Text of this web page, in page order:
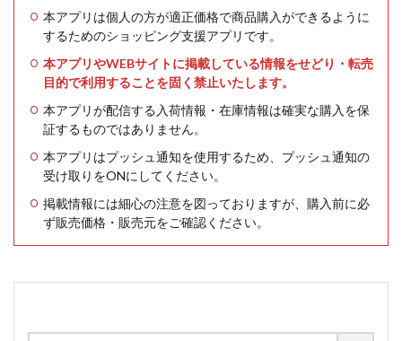
本アプリは個人の方が適正価格で商品購入ができるように
するためのショッピング支援アプリです。
本アプリやWEBサイトに掲載している情報をせどり・転売
目的で利用することを固く禁止いたします。
本アプリが配信する入荷情報・在庫情報は確実な購入を保
証するものではありません。
本アプリはプッシュ通知を使用するため、プッシュ通知の
受け取りをONにしてください。
掲載情報には細心の注意を図っておりますが、購入前に必
ず販売価格・販売元をご確認ください。